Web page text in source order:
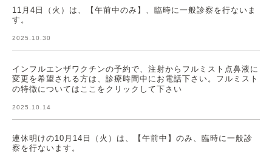
11月4日（火）は、【午前中のみ】、臨時に一般診察を行ないま
す。
2025.10.30
インフルエンザワクチンの予約で、注射からフルミスト点鼻液に
変更を希望される方は、診療時間中にお電話下さい。フルミスト
の特徴についてはここをクリックして下さい
2025.10.14
連休明けの10月14日（火）は、【午前中】のみ、臨時に一般診
察を行ないます。